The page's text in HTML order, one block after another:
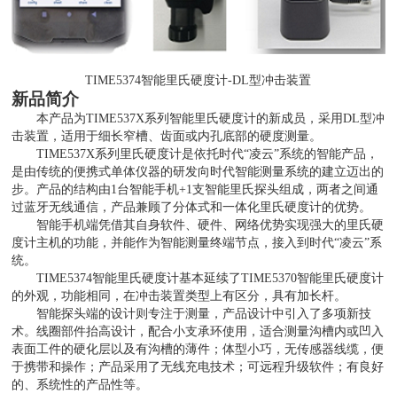
TIME5374智能里氏硬度计-DL型冲击装置
新品简介
本产品为TIME537X系列智能里氏硬度计的新成员，采用DL型冲
击装置，适用于细长窄槽、齿面或内孔底部的硬度测量。
TIME537X系列里氏硬度计是依托时代“凌云”系统的智能产品，
是由传统的便携式单体仪器的研发向时代智能测量系统的建立迈出的
步。产品的结构由1台智能手机+1支智能里氏探头组成，两者之间通
过蓝牙无线通信，产品兼顾了分体式和一体化里氏硬度计的优势。
智能手机端凭借其自身软件、硬件、网络优势实现强大的里氏硬
度计主机的功能，并能作为智能测量终端节点，接入到时代“凌云”系
统。
TIME5374智能里氏硬度计基本延续了TIME5370智能里氏硬度计
的外观，功能相同，在冲击装置类型上有区分，具有加长杆。
智能探头端的设计则专注于测量，产品设计中引入了多项新技
术。线圈部件抬高设计，配合小支承环使用，适合测量沟槽内或凹入
表面工件的硬化层以及有沟槽的薄件；体型小巧，无传感器线缆，便
于携带和操作；产品采用了无线充电技术；可远程升级软件；有良好
的、系统性的产品性等。